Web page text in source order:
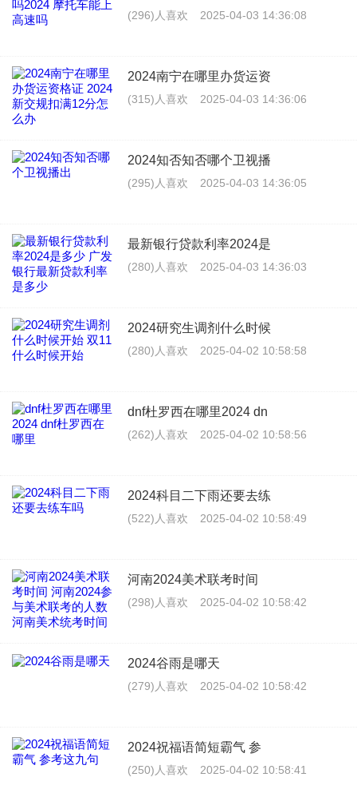
(296)人喜欢 2025-04-03 14:36:08
2024南宁在哪里办货运资
(315)人喜欢 2025-04-03 14:36:06
2024知否知否哪个卫视播
(295)人喜欢 2025-04-03 14:36:05
最新银行贷款利率2024是
(280)人喜欢 2025-04-03 14:36:03
2024研究生调剂什么时候
(280)人喜欢 2025-04-02 10:58:58
dnf杜罗西在哪里2024 dn
(262)人喜欢 2025-04-02 10:58:56
2024科目二下雨还要去练
(522)人喜欢 2025-04-02 10:58:49
河南2024美术联考时间
(298)人喜欢 2025-04-02 10:58:42
2024谷雨是哪天
(279)人喜欢 2025-04-02 10:58:42
2024祝福语简短霸气 参
(250)人喜欢 2025-04-02 10:58:41